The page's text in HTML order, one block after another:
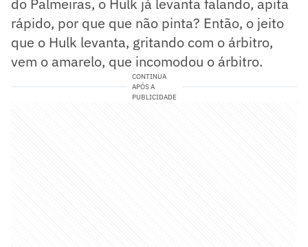
do Palmeiras, o Hulk já levanta falando, apita
rápido, por que que não pinta? Então, o jeito
que o Hulk levanta, gritando com o árbitro,
vem o amarelo, que incomodou o árbitro.
CONTINUA
APÓS A
PUBLICIDADE